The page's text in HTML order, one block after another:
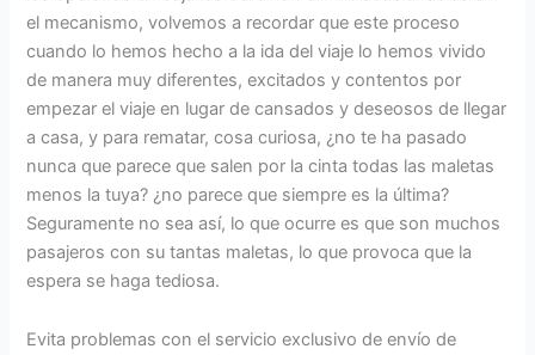
el mecanismo, volvemos a recordar que este proceso
cuando lo hemos hecho a la ida del viaje lo hemos vivido
de manera muy diferentes, excitados y contentos por
empezar el viaje en lugar de cansados y deseosos de llegar
a casa, y para rematar, cosa curiosa, ¿no te ha pasado
nunca que parece que salen por la cinta todas las maletas
menos la tuya? ¿no parece que siempre es la última?
Seguramente no sea así, lo que ocurre es que son muchos
pasajeros con su tantas maletas, lo que provoca que la
espera se haga tediosa.
Evita problemas con el servicio exclusivo de envío de